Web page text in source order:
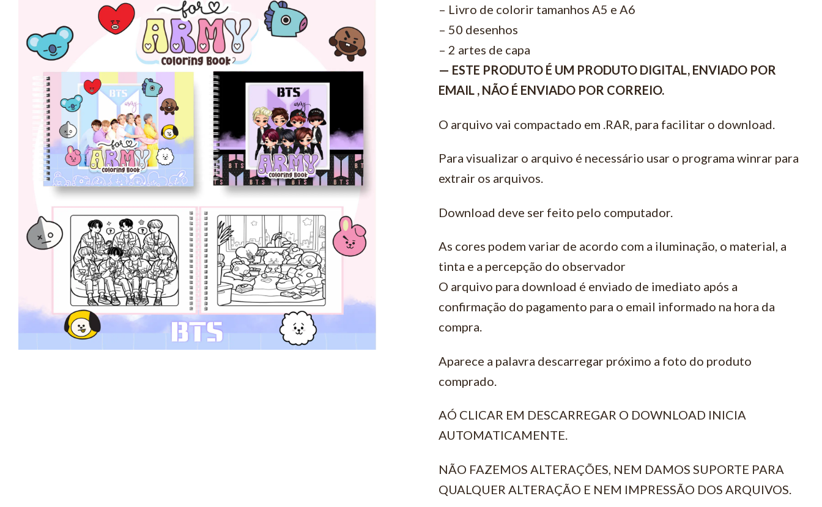
– Livro de colorir tamanhos A5 e A6
– ⁠50 desenhos
– ⁠2 artes de capa
— ESTE PRODUTO É UM PRODUTO DIGITAL, ENVIADO POR
EMAIL , NÃO É ENVIADO POR CORREIO.
O arquivo vai compactado em .RAR, para facilitar o download.
Para visualizar o arquivo é necessário usar o programa winrar para
extrair os arquivos.
Download deve ser feito pelo computador.
As cores podem variar de acordo com a iluminação, o material, a
tinta e a percepção do observador
O arquivo para download é enviado de imediato após a
confirmação do pagamento para o email informado na hora da
compra.
Aparece a palavra descarregar próximo a foto do produto
comprado.
AÓ CLICAR EM DESCARREGAR O DOWNLOAD INICIA
AUTOMATICAMENTE.
NÃO FAZEMOS ALTERAÇÕES, NEM DAMOS SUPORTE PARA
QUALQUER ALTERAÇÃO E NEM IMPRESSÃO DOS ARQUIVOS.